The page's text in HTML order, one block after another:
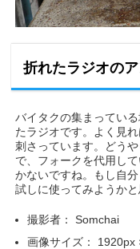
折れたラジオの
バイタクの集まってい
たラジオです。よく見
刺さっています。どう
で、フォークを代用し
かないですね。もし自
試しに使ってみようかと
撮影者： Somchai
画像サイズ： 1920px